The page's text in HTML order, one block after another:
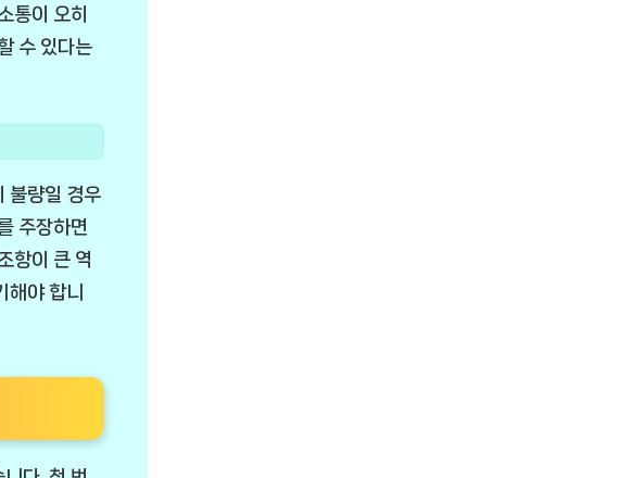
통이 오히
수 있다는
불량일 경우
주장하면
항이 큰 역
해야 합니